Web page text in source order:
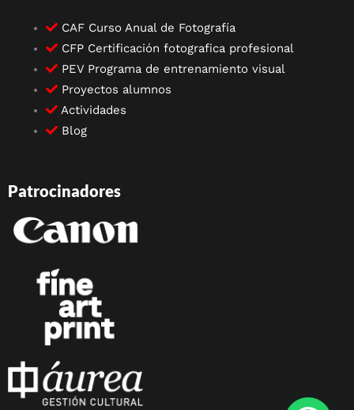
CAF Curso Anual de Fotografía
CFP Certificación fotografica profesional
PEV Programa de entrenamiento visual
Proyectos alumnos
Actividades
Blog
Patrocinadores